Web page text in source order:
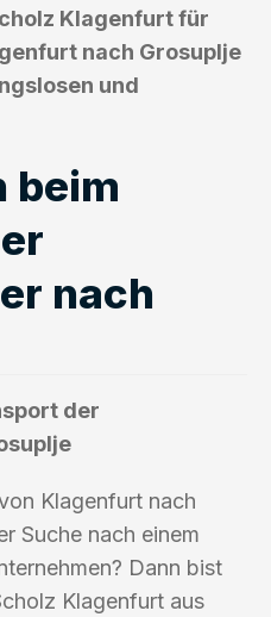
Klagenfurt für
nach Grosuplje
und
beim
nach
der
Klagenfurt nach
Suche nach einem
Dann bist
Klagenfurt aus